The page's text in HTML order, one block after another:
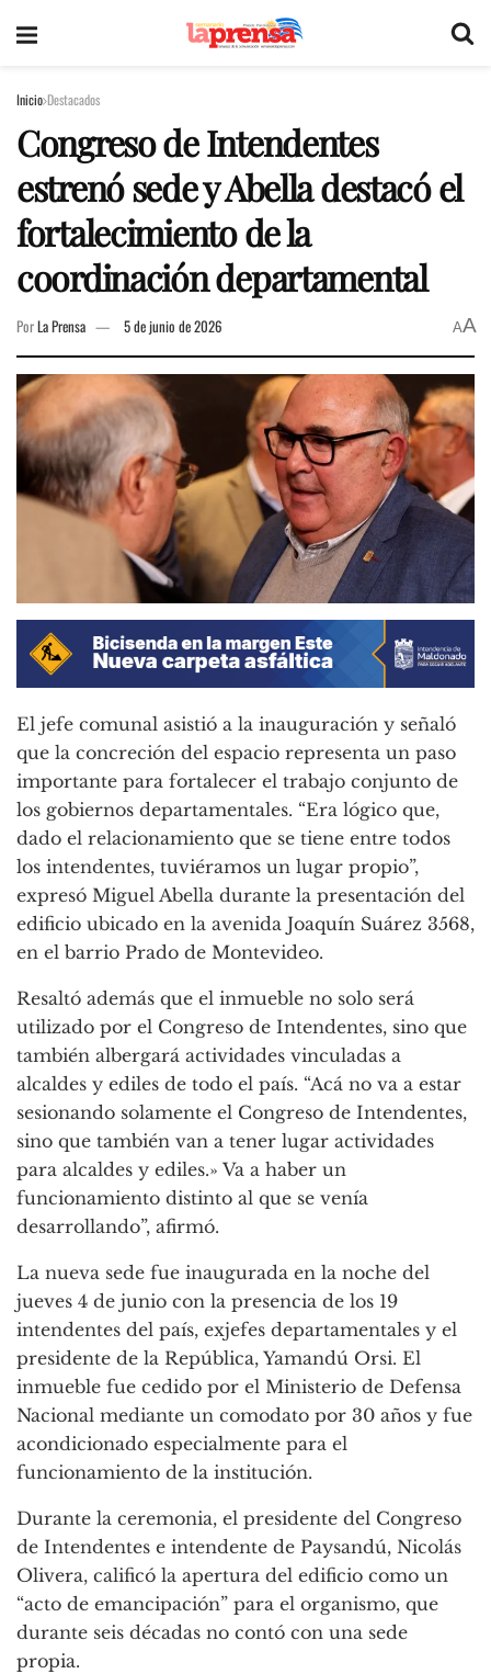
Inicio Destacados
Congreso de Intendentes
estrenó sede y Abella destacó el
fortalecimiento de la
coordinación departamental
PorLa Prensa 5 de junio de 2026 AA
El jefe comunal asistió a la inauguración y señaló
que la concreción del espacio representa un paso
importante para fortalecer el trabajo conjunto de
los gobiernos departamentales. “Era lógico que,
dado el relacionamiento que se tiene entre todos
los intendentes, tuviéramos un lugar propio”,
expresó Miguel Abella durante la presentación del
edificio ubicado en la avenida Joaquín Suárez 3568,
en el barrio Prado de Montevideo.
Resaltó además que el inmueble no solo será
utilizado por el Congreso de Intendentes, sino que
también albergará actividades vinculadas a
alcaldes y ediles de todo el país. “Acá no va a estar
sesionando solamente el Congreso de Intendentes,
sino que también van a tener lugar actividades
para alcaldes y ediles.» Va a haber un
funcionamiento distinto al que se venía
desarrollando”, afirmó.
La nueva sede fue inaugurada en la noche del
jueves 4 de junio con la presencia de los 19
intendentes del país, exjefes departamentales y el
presidente de la República, Yamandú Orsi. El
inmueble fue cedido por el Ministerio de Defensa
Nacional mediante un comodato por 30 años y fue
acondicionado especialmente para el
funcionamiento de la institución.
Durante la ceremonia, el presidente del Congreso
de Intendentes e intendente de Paysandú, Nicolás
Olivera, calificó la apertura del edificio como un
“acto de emancipación” para el organismo, que
durante seis décadas no contó con una sede
propia.